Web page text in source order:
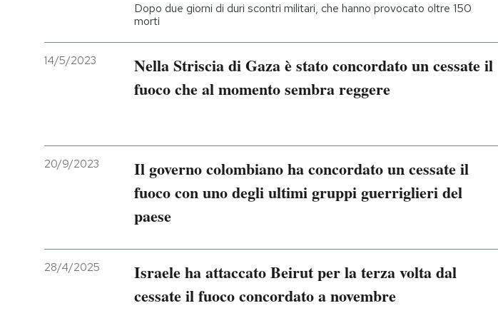
Dopo due giorni di duri scontri militari, che hanno provocato oltre 150
morti
14/5/2023
Nella Striscia di Gaza è stato concordato un cessate il
fuoco che al momento sembra reggere
20/9/2023
Il governo colombiano ha concordato un cessate il
fuoco con uno degli ultimi gruppi guerriglieri del
paese
28/4/2025
Israele ha attaccato Beirut per la terza volta dal
cessate il fuoco concordato a novembre